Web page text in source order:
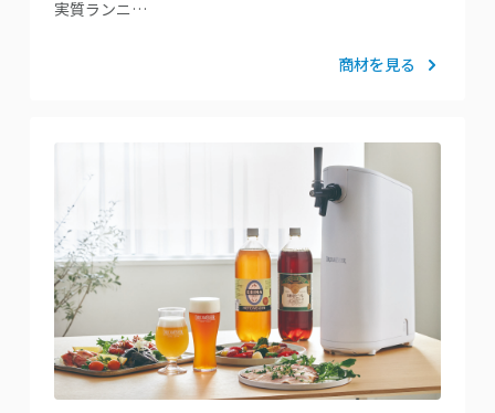
実質ランニ…
商材を見る